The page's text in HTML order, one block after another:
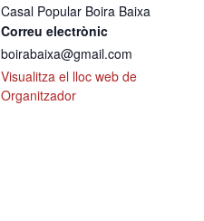
Casal Popular Boira Baixa
Correu electrònic
boirabaixa@gmail.com
Visualitza el lloc web de
Organitzador